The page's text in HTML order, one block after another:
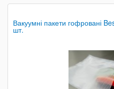
Вакуумні пакети гофровані
шт.